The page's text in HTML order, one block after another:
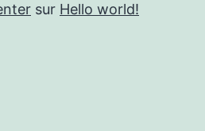
sur Hello world!